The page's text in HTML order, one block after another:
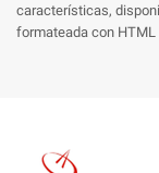
características,
formateada con